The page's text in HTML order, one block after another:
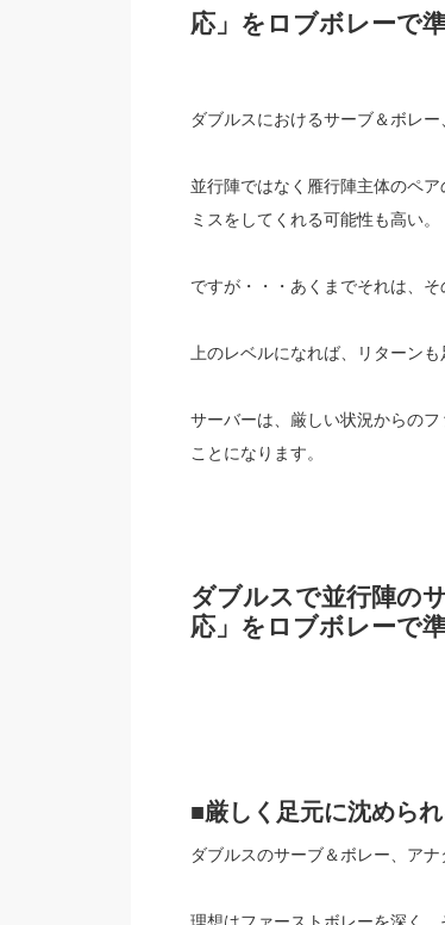
応」をロブボレーで
ダブルスにおけるサーブ＆ボレ
並行陣ではなく雁行陣主体のペ
ミスをしてくれる可能性も高い。
ですが・・・あくまでそれは、そ
上のレベルになれば、リターンも
サーバーは、厳しい状況からの
ことになります。
ダブルスで並行陣の
応」をロブボレーで
■厳しく足元に沈めら
ダブルスのサーブ＆ボレー、ア
理想はファーストボレーを深く